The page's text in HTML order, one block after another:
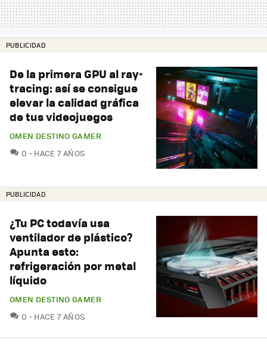
PUBLICIDAD
De la primera GPU al ray-
tracing: así se consigue
elevar la calidad gráfica
de tus videojuegos
OMEN DESTINO GAMER
0 COMENTARIOS
HACE 7 AÑOS
PUBLICIDAD
¿Tu PC todavía usa
ventilador de plástico?
Apunta esto:
refrigeración por metal
líquido
OMEN DESTINO GAMER
0 COMENTARIOS
HACE 7 AÑOS